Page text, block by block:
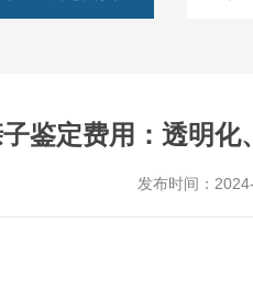
鉴定费用：透明
发布时间：